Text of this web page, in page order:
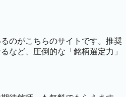
のがこちらのサイトです。推奨
など、圧倒的な「銘柄選定力」